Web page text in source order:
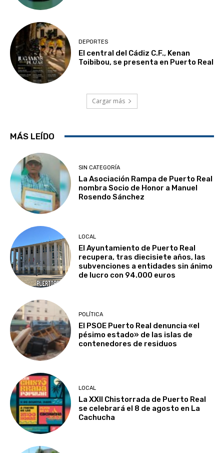
DEPORTES
El central del Cádiz C.F., Kenan
Toibibou, se presenta en Puerto Real
Cargar más
MÁS LEÍDO
SIN CATEGORÍA
La Asociación Rampa de Puerto Real
nombra Socio de Honor a Manuel
Rosendo Sánchez
LOCAL
El Ayuntamiento de Puerto Real
recupera, tras diecisiete años, las
subvenciones a entidades sin ánimo
de lucro con 94.000 euros
POLÍTICA
El PSOE Puerto Real denuncia «el
pésimo estado» de las islas de
contenedores de residuos
LOCAL
La XXII Chistorrada de Puerto Real
se celebrará el 8 de agosto en La
Cachucha